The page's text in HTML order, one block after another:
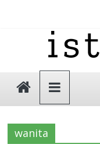
Istinbat
Menggenggam
Tradisi
Salaf
wanita